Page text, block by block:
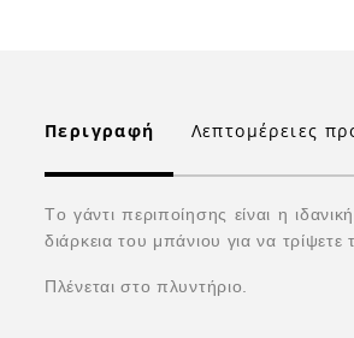
Περιγραφή Λεπτομέρειες
Tο γάντι περιποίησης είναι η
διάρκεια του μπάνιου για να
Πλένεται στο πλυντήριο.